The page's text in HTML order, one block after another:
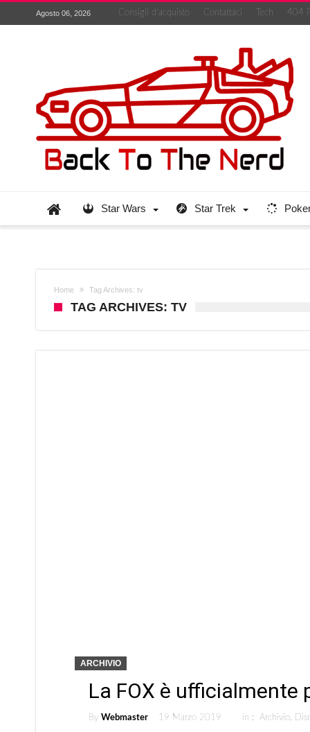
Agosto 06, 2026 Consigli d’acquisto Contattaci Tech 404
Star Wars Star Trek
Home Tag Archives: tv
TAG ARCHIVES: TV
ARCHIVIO
La FOX è ufficialmente
By Webmaster 19 Marzo 2019 in : Archivio,